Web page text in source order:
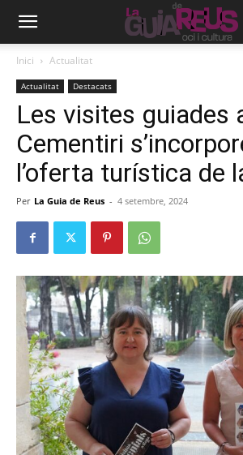
Inici Actualitat
Actualitat Destacats
Les visites guiades
Cementiri
l’oferta turística de
Per La Guia de Reus - 4 setembre, 2024